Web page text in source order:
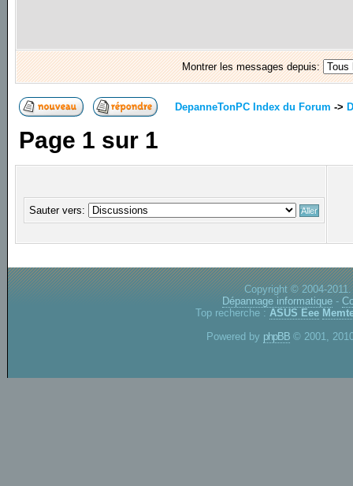
Montrer les messages depuis:
DepanneTonPC Index du Forum ->
Page 1 sur 1
Sauter vers:
Copyright © 2004-
Dépannage informatique -
Top recherche : ASUS Eee
Powered by phpBB © 2001,